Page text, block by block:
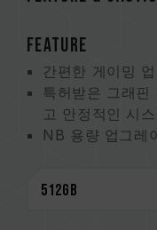
FEATURE
간편한 게이밍
특허받은 그래핀
고 안정적인 시
NB 용량 업그레
환경 보호를 위한